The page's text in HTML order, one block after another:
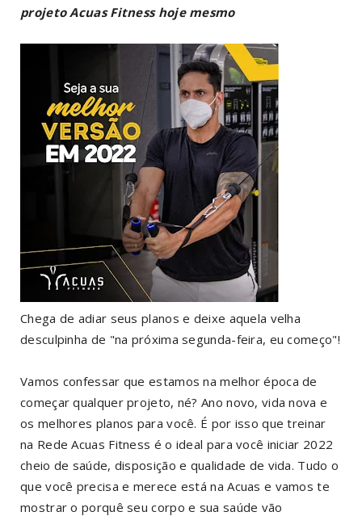
projeto Acuas Fitness hoje mesmo
Chega de adiar seus planos e deixe aquela velha
desculpinha de "na próxima segunda-feira, eu começo"!
Vamos confessar que estamos na melhor época de
começar qualquer projeto, né? Ano novo, vida nova e
os melhores planos para você. É por isso que treinar
na Rede Acuas Fitness é o ideal para você iniciar 2022
cheio de saúde, disposição e qualidade de vida. Tudo o
que você precisa e merece está na Acuas e vamos te
mostrar o porquê seu corpo e sua saúde vão